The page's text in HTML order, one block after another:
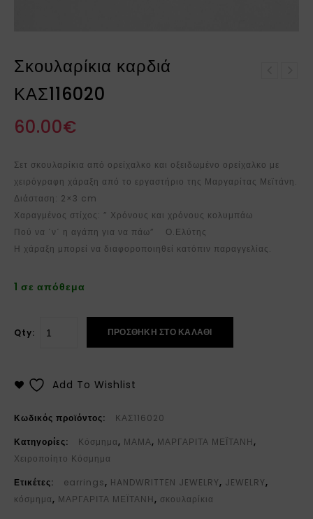
Σκουλαρίκια καρδιά
ΚΑΣ116020
60.00€
Σετ σκουλαρίκια από ορείχαλκο και οξειδωμένο ορείχαλκο με
χειρόγραφη χάραξη από το εργαστήριο της Μαργαρίτας Μεϊτάνη.
Διάσταση: 2×3 cm
Χαραγμένος στίχος: ” Χρόνους και χρόνους κολυμπάω
Πού να ΄ν΄ η αγάπη για να πάω” Ο.Ελύτης
Η χάραξη μπορεί να διαφοροποιηθεί κατόπιν παραγγελίας.
1 σε απόθεμα
Qty: ΠΡΟΣΘΉΚΗ ΣΤΟ ΚΑΛΆΘΙ
Add To Wishlist
Κωδικός προϊόντος:
ΚΑΣ116020
Κατηγορίες:
Κόσμημα, ΜΑΜΑ, ΜΑΡΓΑΡΙΤΑ ΜΕΪΤΑΝΗ,
Χειροποίητο Κόσμημα
Ετικέτες:
earrings, HANDWRITTEN JEWELRY, JEWELRY,
κόσμημα, ΜΑΡΓΑΡΙΤΑ ΜΕΪΤΑΝΗ, σκουλαρίκια